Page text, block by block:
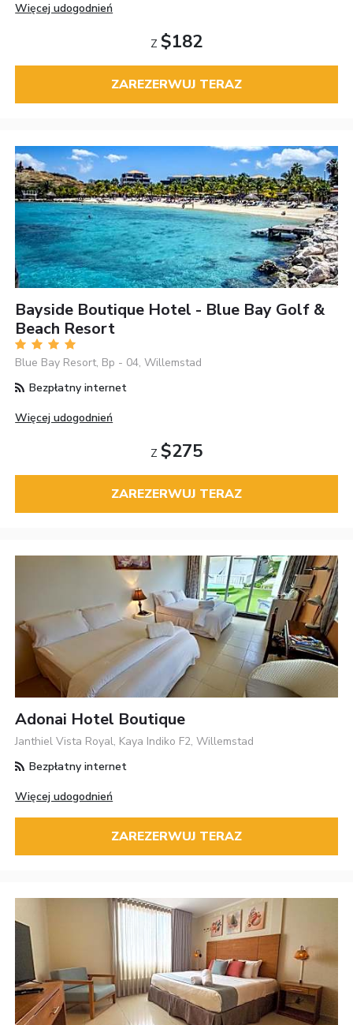
Więcej udogodnień
Z $182
ZAREZERWUJ TERAZ
Bayside Boutique Hotel - Blue Bay Golf &
Beach Resort
Blue Bay Resort, Bp - 04, Willemstad
Bezpłatny internet
Więcej udogodnień
Z $275
ZAREZERWUJ TERAZ
Adonai Hotel Boutique
Janthiel Vista Royal, Kaya Indiko F2, Willemstad
Bezpłatny internet
Więcej udogodnień
ZAREZERWUJ TERAZ